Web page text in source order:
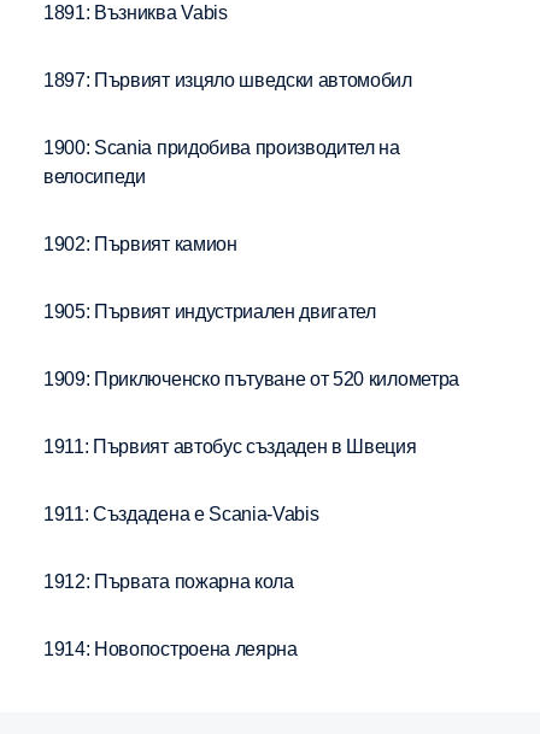
1891: Възниква Vabis
1897: Първият изцяло шведски автомобил
1900: Scania придобива производител на
велосипеди
1902: Първият камион
1905: Първият индустриален двигател
1909: Приключенско пътуване от 520 километра
1911: Първият автобус създаден в Швеция
1911: Създадена е Scania-Vabis
1912: Първата пожарна кола
1914: Новопостроена леярна